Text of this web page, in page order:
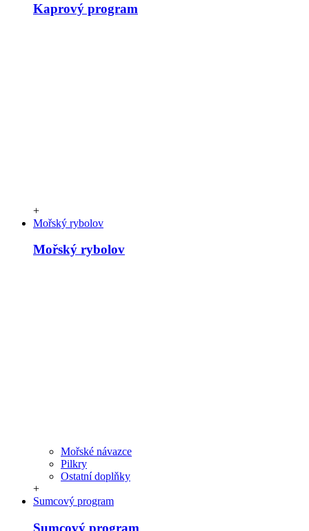
Kaprový program
+
Mořský rybolov
Mořský rybolov
Mořské návazce
Pilkry
Ostatní doplňky
+
Sumcový program
Sumcový program